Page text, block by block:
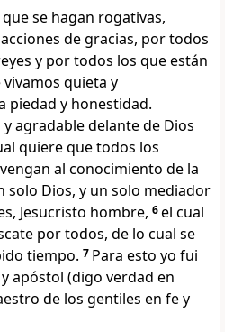
se hagan rogativas,
de gracias, por todos
y por todos los que están
quieta y
piedad y honestidad.
agradable delante de Dios
quiere que todos los
al conocimiento de la
solo Dios, y un solo mediador
Jesucristo hombre, 6el cual
por todos, de lo cual se
tiempo. 7 Para esto yo fui
apóstol (digo verdad en
de los gentiles en fe y